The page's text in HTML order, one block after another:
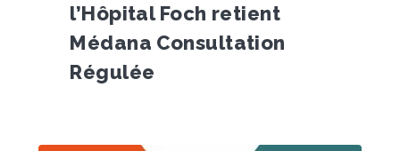
l’Hôpital Foch retient
Médana Consultation
Régulée